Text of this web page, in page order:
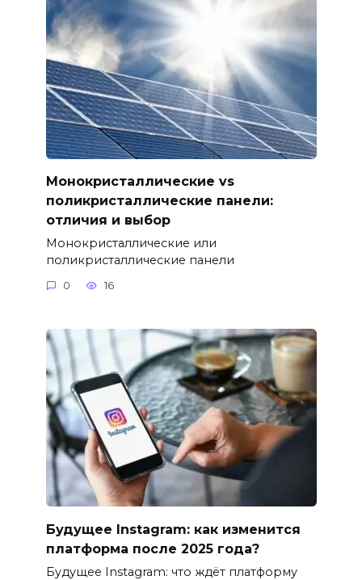
Монокристаллические vs
поликристаллические панели:
отличия и выбор
Монокристаллические или
поликристаллические панели
0 16
Будущее Instagram: как изменится
платформа после 2025 года?
Будущее Instagram: что ждёт платформу